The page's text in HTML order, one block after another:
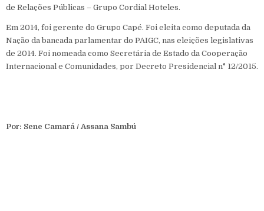
de Relações Públicas – Grupo Cordial Hoteles.
Em 2014, foi gerente do Grupo Capé. Foi eleita como deputada da
Nação da bancada parlamentar do PAIGC, nas eleições legislativas
de 2014. Foi nomeada como Secretária de Estado da Cooperação
Internacional e Comunidades, por Decreto Presidencial n° 12/2015.
Por: Sene Camará / Assana Sambú